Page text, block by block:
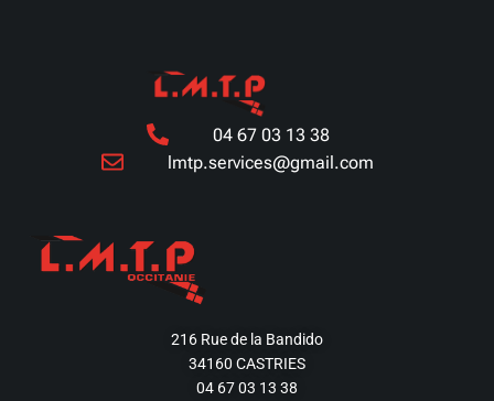
04 67 03 13 38
lmtp.services@gmail.com
216 Rue de la Bandido
34160 CASTRIES
04 67 03 13 38